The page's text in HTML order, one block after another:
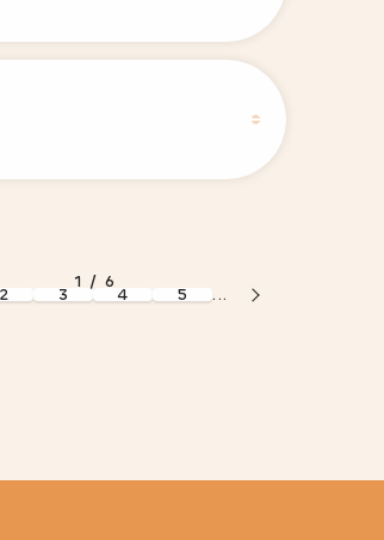
1 / 6
2 3 4 5 ...